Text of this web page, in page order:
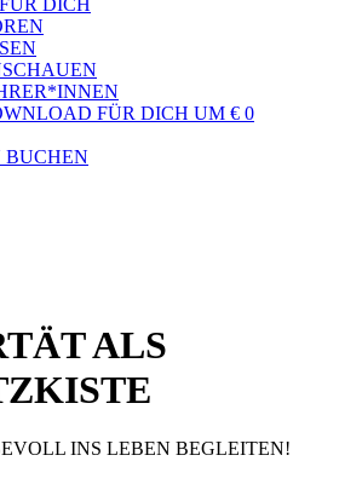
DICH
FÜR DICH UM € 0
BUCHEN
ALS
INS LEBEN BEGLEITEN!